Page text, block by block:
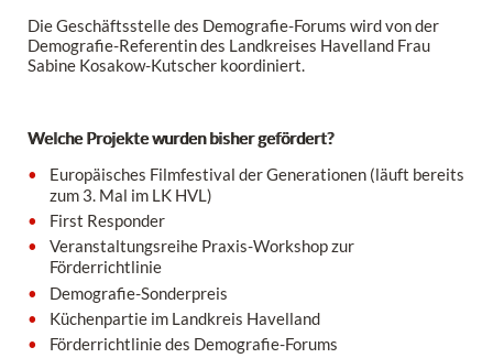
Die Geschäftsstelle des Demografie-Forums wird von der
Demografie-Referentin des Landkreises Havelland Frau
Sabine Kosakow-Kutscher koordiniert.
Welche Projekte wurden bisher gefördert?
Europäisches Filmfestival der Generationen (läuft bereits
zum 3. Mal im LK HVL)
First Responder
Veranstaltungsreihe Praxis-Workshop zur
Förderrichtlinie
Demografie-Sonderpreis
Küchenpartie im Landkreis Havelland
Förderrichtlinie des Demografie-Forums